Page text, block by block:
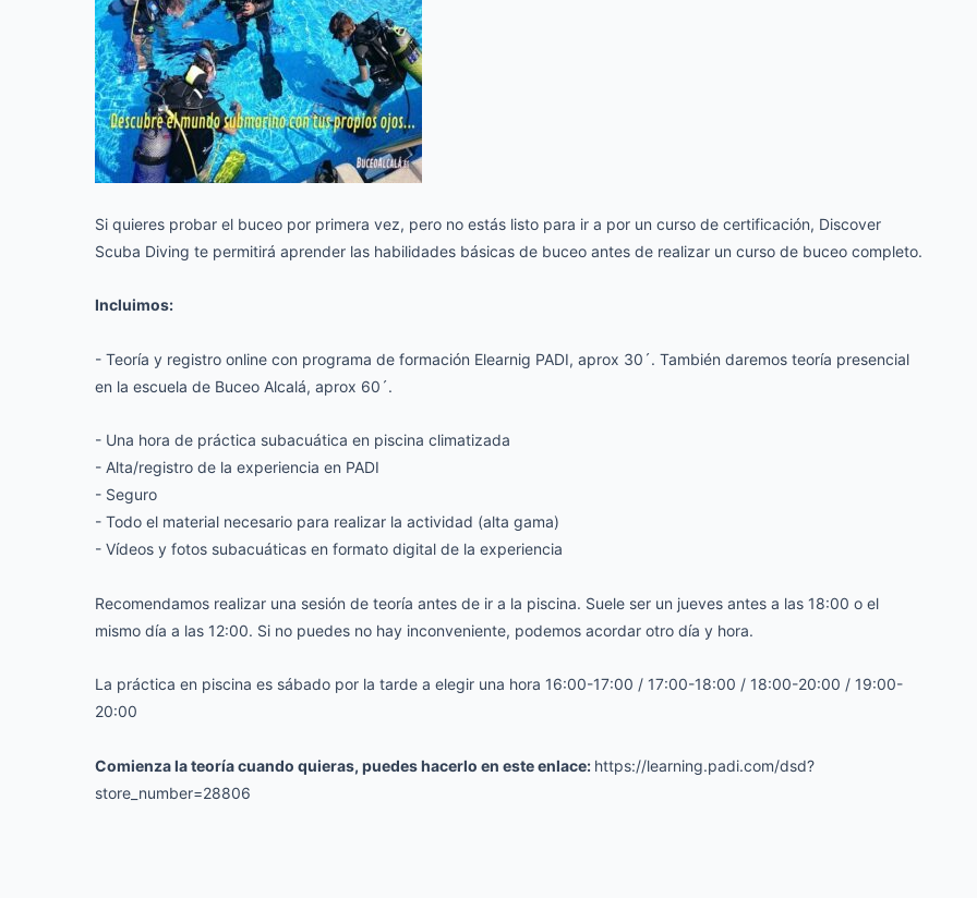
Si quieres probar el buceo por primera vez, pero no estás listo para ir a por un curso de certificación, Discover
Scuba Diving te permitirá aprender las habilidades básicas de buceo antes de realizar un curso de buceo completo.
Incluimos:
- Teoría y registro online con programa de formación Elearnig PADI, aprox 30´. También daremos teoría presencial
en la escuela de Buceo Alcalá, aprox 60´.
- Una hora de práctica subacuática en piscina climatizada
- Alta/registro de la experiencia en PADI
- Seguro
- Todo el material necesario para realizar la actividad (alta gama)
- Vídeos y fotos subacuáticas en formato digital de la experiencia
Recomendamos realizar una sesión de teoría antes de ir a la piscina. Suele ser un jueves antes a las 18:00 o el
mismo día a las 12:00. Si no puedes no hay inconveniente, podemos acordar otro día y hora.
La práctica en piscina es sábado por la tarde a elegir una hora 16:00-17:00 / 17:00-18:00 / 18:00-20:00 / 19:00-
20:00
Comienza la teoría cuando quieras, puedes hacerlo en este enlace: https://learning.padi.com/dsd?
store_number=28806